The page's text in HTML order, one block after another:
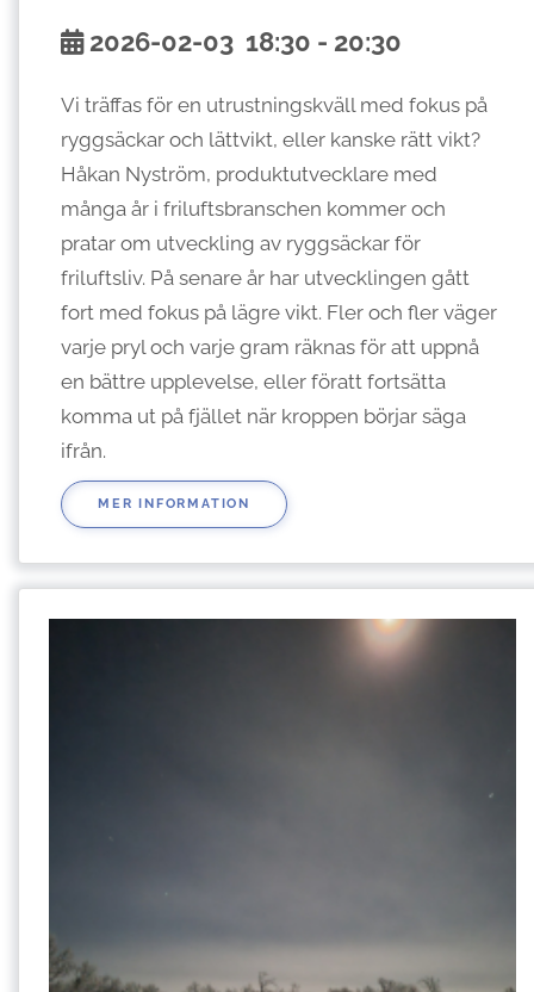
2026-02-03 18:30 - 20:30
Vi träffas för en utrustningskväll med fokus på
ryggsäckar och lättvikt, eller kanske rätt vikt?
Håkan Nyström, produktutvecklare med
många år i friluftsbranschen kommer och
pratar om utveckling av ryggsäckar för
friluftsliv. På senare år har utvecklingen gått
fort med fokus på lägre vikt. Fler och fler väger
varje pryl och varje gram räknas för att uppnå
en bättre upplevelse, eller föratt fortsätta
komma ut på fjället när kroppen börjar säga
ifrån.
MER INFORMATION